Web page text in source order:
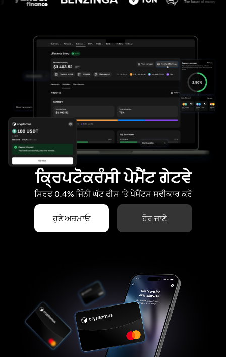
ਕ੍ਰਿਪਟੋਕਰੰਸੀ ਪੇਮੈਂਟ ਗੇਟਵੇ
ਸਿਰਫ 0.4% ਜਿੰਨੀ ਘੱਟ ਫੀਸ 'ਤੇ ਪੇਮੈਂਟਸ ਸਵੀਕਾਰ ਕਰੋ
ਹੁਣੇ ਅਜ਼ਮਾਓ ਹੋਰ ਜਾਣੋ